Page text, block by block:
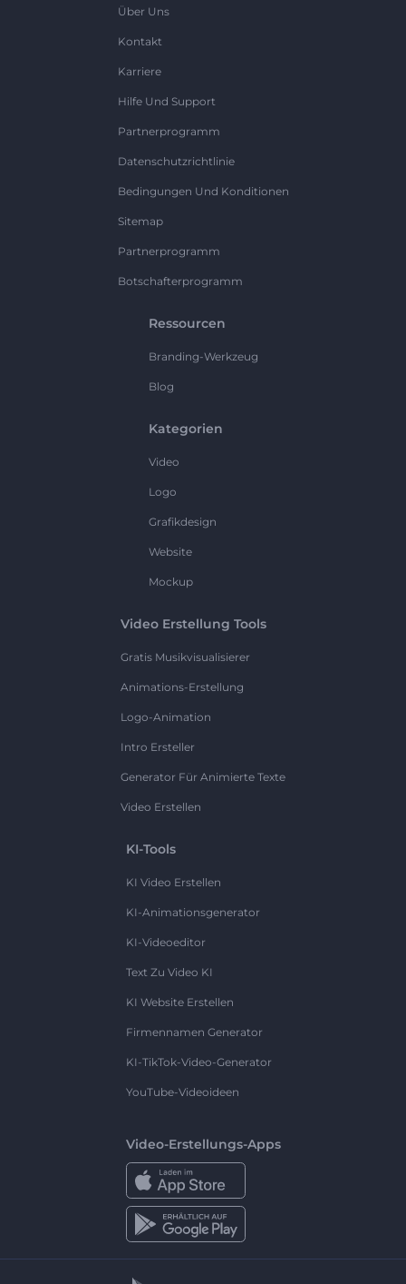
Über Uns
Kontakt
Karriere
Hilfe Und Support
Partnerprogramm
Datenschutzrichtlinie
Bedingungen Und Konditionen
Sitemap
Partnerprogramm
Botschafterprogramm
Ressourcen
Branding-Werkzeug
Blog
Kategorien
Video
Logo
Grafikdesign
Website
Mockup
Video Erstellung Tools
Gratis Musikvisualisierer
Animations-Erstellung
Logo-Animation
Intro Ersteller
Generator Für Animierte Texte
Video Erstellen
KI-Tools
KI Video Erstellen
KI-Animationsgenerator
KI-Videoeditor
Text Zu Video KI
KI Website Erstellen
Firmennamen Generator
KI-TikTok-Video-Generator
YouTube-Videoideen
Video-Erstellungs-Apps